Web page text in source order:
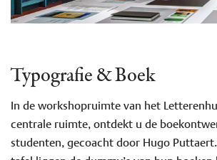
Typografie & Boek
In de workshopruimte van het
centrale ruimte, ontdekt u de
studenten, gecoacht door Hugo